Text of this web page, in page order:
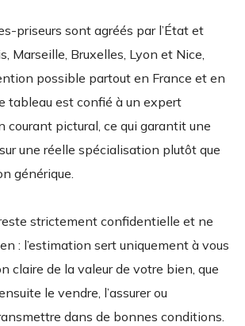
priseurs sont agréés par l’État et
Marseille, Bruxelles, Lyon et Nice,
possible partout en France et en
tableau est confié à un expert
courant pictural, ce qui garantit une
une réelle spécialisation plutôt que
générique.
strictement confidentielle et ne
: l’estimation sert uniquement à vous
claire de la valeur de votre bien, que
le vendre, l’assurer ou
dans de bonnes conditions.